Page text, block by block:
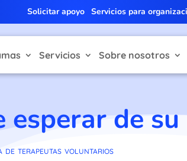
Solicitar apoyo Servicios para
Servicios Sobre nosotros
esperar de
de terapeutas voluntarios